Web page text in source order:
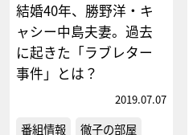
結婚40年、勝野洋・キ
ャシー中島夫妻。過去
に起きた「ラブレター
事件」とは？
2019.07.07
番組情報 徹子の部屋